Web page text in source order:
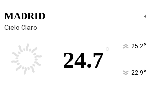
MADRID
Cielo Claro
24.7 ° 25.2°
22.9°